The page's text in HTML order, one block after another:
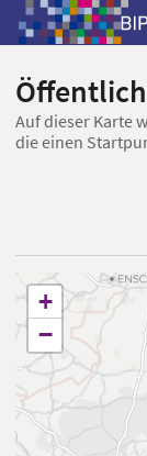
Auf dieser Karte
die einen
+
−